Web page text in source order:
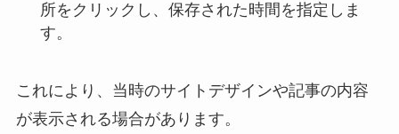
所をクリックし、保存された時間を指定しま
す。
これにより、当時のサイトデザインや記事の内容
が表示される場合があります。